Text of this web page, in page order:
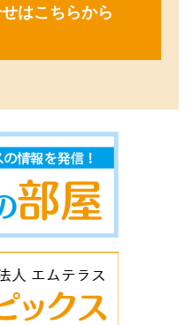
はこちらから